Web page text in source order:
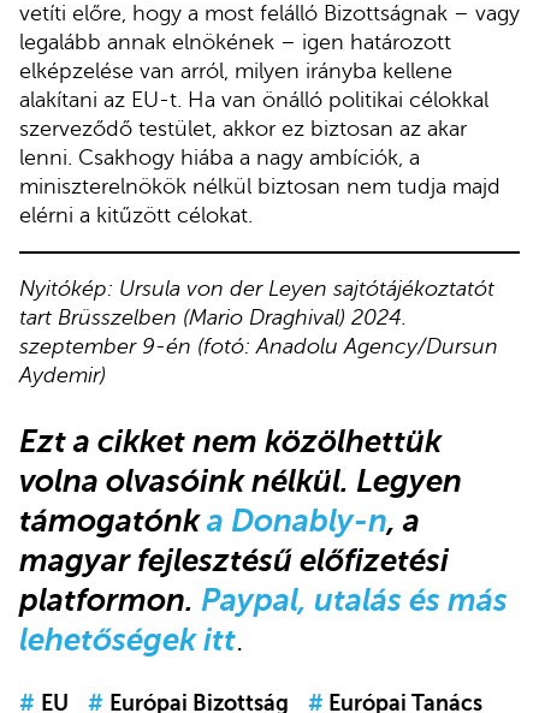
vetíti előre, hogy a most felálló Bizottságnak – vagy
legalább annak elnökének – igen határozott
elképzelése van arról, milyen irányba kellene
alakítani az EU-t. Ha van önálló politikai célokkal
szerveződő testület, akkor ez biztosan az akar
lenni. Csakhogy hiába a nagy ambíciók, a
miniszterelnökök nélkül biztosan nem tudja majd
elérni a kitűzött célokat.
Nyitókép: Ursula von der Leyen sajtótájékoztatót
tart Brüsszelben (Mario Draghival) 2024.
szeptember 9-én (fotó: Anadolu Agency/Dursun
Aydemir)
Ezt a cikket nem közölhettük
volna olvasóink nélkül. Legyen
támogatónka Donably-n, a
magyar fejlesztésű előfizetési
platformon. Paypal, utalás és más
lehetőségek itt.
# EU # Európai Bizottság # Európai Tanács